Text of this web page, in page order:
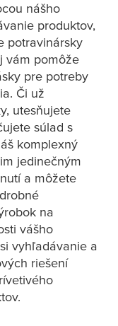
nášho
produktov,
potravinársky
vám pomôže
pre potreby
Či už
utesňujete
súlad s
komplexný
jedinečným
a môžete
na
vášho
vyhľadávanie a
riešení